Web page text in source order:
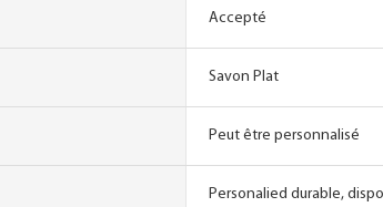
Accepté
Savon Plat
Peut être personnalisé
Personalied durable,